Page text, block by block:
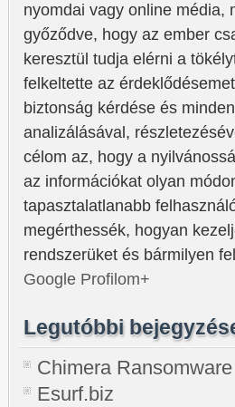
nyomdai vagy online média,
győződve, hogy az ember
keresztül tudja elérni a
felkeltette az
biztonság kérdése és
analizálásával,
célom az, hogy a
az információkat olyan
tapasztalatlanabb
megérthessék, hogyan
rendszerüket és bármilyen
Google Profilom+
Legutóbbi
Chimera Ransomware
Esurf.biz